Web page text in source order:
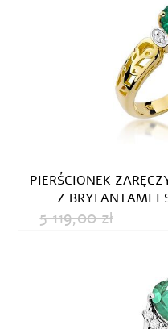
PIERŚCIONEK
Z BRYLANTAMI I
5 119,00 zł